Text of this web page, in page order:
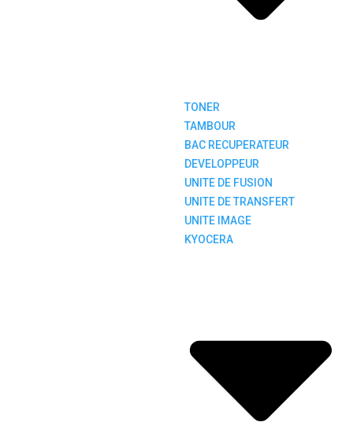
TONER
TAMBOUR
BAC RECUPERATEUR
DEVELOPPEUR
UNITE DE FUSION
UNITE DE TRANSFERT
UNITE IMAGE
KYOCERA